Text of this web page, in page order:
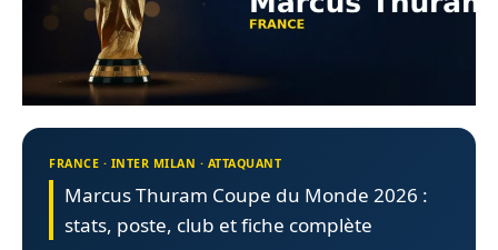
FRANCE · INTER MILAN · ATTAQUANT
Marcus Thuram Coupe du Monde 2026 :
stats, poste, club et fiche complète